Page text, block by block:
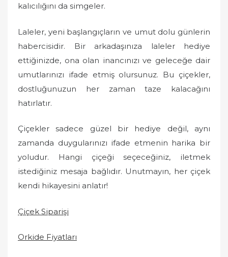
kalıcılığını da simgeler.
Laleler, yeni başlangıçların ve umut dolu günlerin
habercisidir. Bir arkadaşınıza laleler hediye
ettiğinizde, ona olan inancınızı ve geleceğe dair
umutlarınızı ifade etmiş olursunuz. Bu çiçekler,
dostluğunuzun her zaman taze kalacağını
hatırlatır.
Çiçekler sadece güzel bir hediye değil, aynı
zamanda duygularınızı ifade etmenin harika bir
yoludur. Hangi çiçeği seçeceğiniz, iletmek
istediğiniz mesaja bağlıdır. Unutmayın, her çiçek
kendi hikayesini anlatır!
Çiçek Siparişi
Orkide Fiyatları